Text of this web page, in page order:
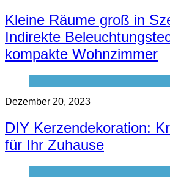
Kleine Räume groß in
Indirekte
kompakte Wohnzimmer
Dezember 20, 2023
DIY Kerzendekoration:
für Ihr Zuhause